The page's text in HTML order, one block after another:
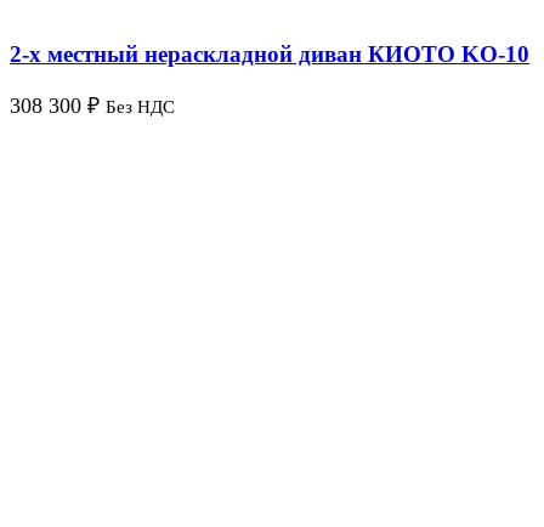
2-х местный нераскладной диван КИОТО KO-10
308 300 ₽ Без НДС